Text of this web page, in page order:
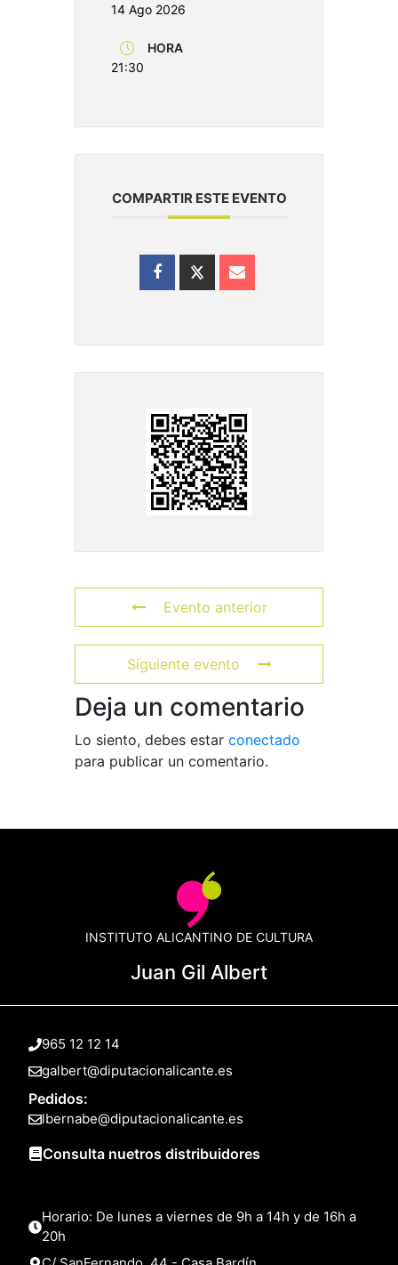
14 Ago 2026
HORA
21:30
COMPARTIR ESTE EVENTO
Evento anterior
Siguiente evento
Deja un comentario
Lo siento, debes estar conectado
para publicar un comentario.
INSTITUTO ALICANTINO DE CULTURA
Juan Gil Albert
965 12 12 14
galbert@diputacionalicante.es
Pedidos:
lbernabe@diputacionalicante.es
Consulta nuetros distribuidores
Horario: De lunes a viernes de 9h a 14h y de 16h a
20h